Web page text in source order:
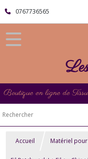
0767736565
Accueil Matériel